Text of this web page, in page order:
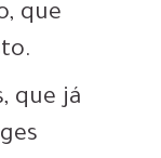
que
que já